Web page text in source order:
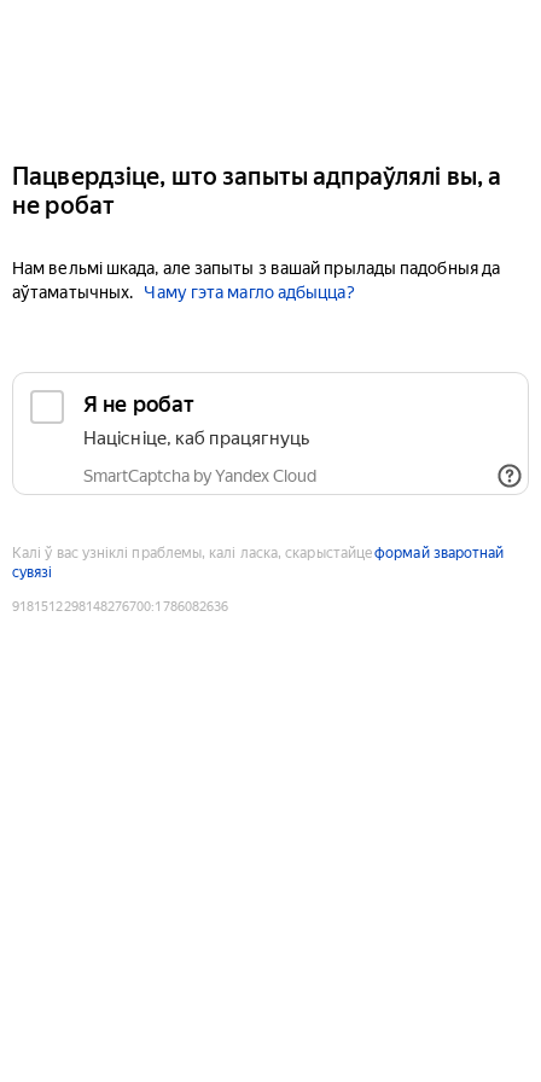
Пацвердзіце, што запыты адпраўлялі вы, а
не робат
Нам вельмі шкада, але запыты з вашай прылады падобныя да
аўтаматычных.
Чаму гэта магло адбыцца?
Я не робат
Націсніце, каб працягнуць
SmartCaptcha by Yandex Cloud
Калі ў вас узніклі праблемы, калі ласка, скарыстайцеформай зваротнай
сувязі
9181512298148276700:1786082636